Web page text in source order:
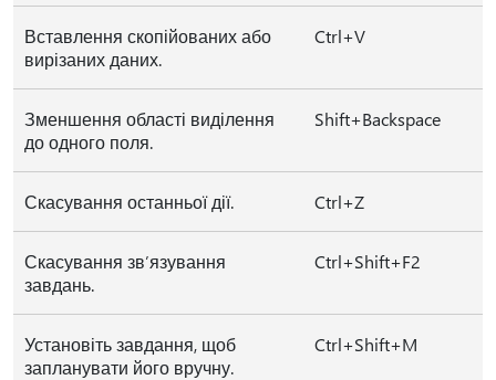
Вставлення скопійованих або
вирізаних даних.
Ctrl+V
Зменшення області виділення
до одного поля.
Shift+Backspace
Скасування останньої дії. Ctrl+Z
Скасування зв’язування
завдань.
Ctrl+Shift+F2
Установіть завдання, щоб
запланувати його вручну.
Ctrl+Shift+M